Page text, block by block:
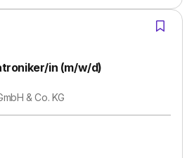
in (m/w/d)
& Co. KG